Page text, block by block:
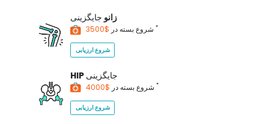
زانو جایگزینی
شروع بسته در *
شروع ارزیابی
HIP جایگزینی
شروع بسته در *
شروع ارزیابی